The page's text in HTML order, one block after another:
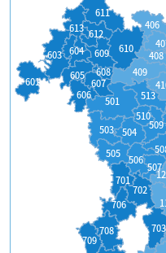
406
408
409
501
503
504
505
506
507
509
510
513
601
603 604
605
606
607
608
609 610
611
612
613
701
702
703
706
708
709